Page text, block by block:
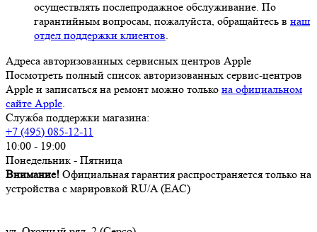
осуществлять послепродажное обслуживание. По
гарантийным вопросам, пожалуйста, обращайтесь в наш
отдел поддержки клиентов.
Адреса авторизованных сервисных центров Apple
Посмотреть полный список авторизованных сервис-центров
Apple и записаться на ремонт можно только на официальном
сайте Apple.
Служба поддержки магазина:
+7 (495) 085-12-11
10:00 - 19:00
Понедельник - Пятница
Внимание! Официальная гарантия распространяется только на
устройства с марировкой RU/A (ЕАС)